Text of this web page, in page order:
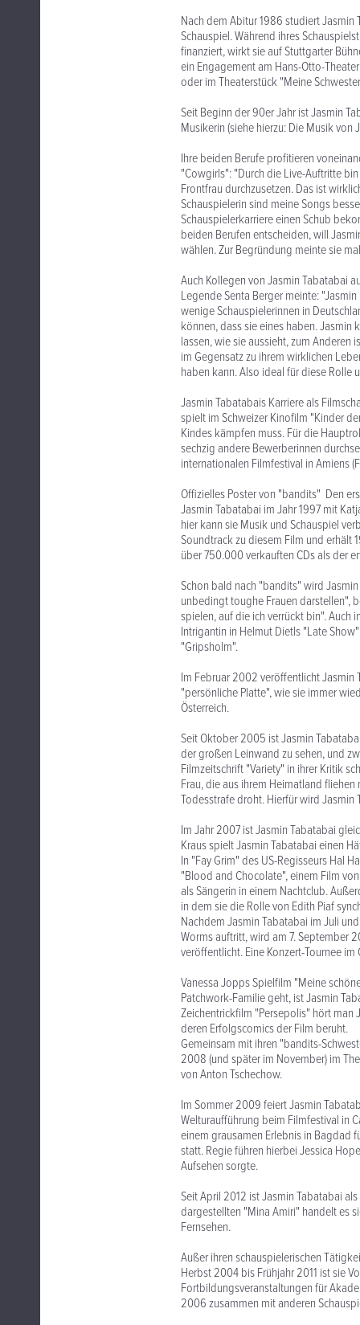
Nach dem Abitur 1986 studiert
Schauspiel. Während ihres
finanziert, wirkt sie auf Stuttgarter
ein Engagement am Hans-Otto-
oder im Theaterstück "Meine
Seit Beginn der 90er Jahr ist Jasmin
Musikerin (siehe hierzu: Die Musik von
Ihre beiden Berufe profitieren
"Cowgirls": "Durch die Live-Auftritte
Frontfrau durchzusetzen. Das ist
Schauspielerin sind meine Songs
Schauspielerkarriere einen Schub
beiden Berufen entscheiden, will
wählen. Zur Begründung meinte sie
Auch Kollegen von Jasmin Tabatabai
Legende Senta Berger meinte:
wenige Schauspielerinnen in
können, dass sie eines haben. Jasmin
lassen, wie sie aussieht, zum Anderen
im Gegensatz zu ihrem wirklichen
haben kann. Also ideal für diese Rolle
Jasmin Tabatabais Karriere als
spielt im Schweizer Kinofilm "Kinder
Kindes kämpfen muss. Für die
sechzig andere Bewerberinnen
internationalen Filmfestival in Amiens
Offizielles Poster von "bandits" Den
Jasmin Tabatabai im Jahr 1997 mit
hier kann sie Musik und Schauspiel
Soundtrack zu diesem Film und erhält
über 750.000 verkauften CDs als der
Schon bald nach "bandits" wird
unbedingt toughe Frauen darstellen",
spielen, auf die ich verrückt bin". Auch
Intrigantin in Helmut Dietls "Late
"Gripsholm".
Im Februar 2002 veröffentlicht Jasmin
"persönliche Platte", wie sie immer
Österreich.
Seit Oktober 2005 ist Jasmin
der großen Leinwand zu sehen, und
Filmzeitschrift "Variety" in ihrer Kritik
Frau, die aus ihrem Heimatland
Todesstrafe droht. Hierfür wird
Im Jahr 2007 ist Jasmin Tabatabai
Kraus spielt Jasmin Tabatabai einen
In "Fay Grim" des US-Regisseurs Hal
"Blood and Chocolate", einem Film
als Sängerin in einem Nachtclub.
in dem sie die Rolle von Edith Piaf
Nachdem Jasmin Tabatabai im Juli
Worms auftritt, wird am 7. September
veröffentlicht. Eine Konzert-Tournee
Vanessa Jopps Spielfilm "Meine
Patchwork-Familie geht, ist Jasmin
Zeichentrickfilm "Persepolis" hört man
deren Erfolgscomics der Film beruht.
Gemeinsam mit ihren "bandits-
2008 (und später im November) im
von Anton Tschechow.
Im Sommer 2009 feiert Jasmin
Welturaufführung beim Filmfestival in
einem grausamen Erlebnis in Bagdad
statt. Regie führen hierbei Jessica
Aufsehen sorgte.
Seit April 2012 ist Jasmin Tabatabai
dargestellten "Mina Amiri" handelt es
Fernsehen.
Außer ihren schauspielerischen
Herbst 2004 bis Frühjahr 2011 ist sie
Fortbildungsveranstaltungen für
2006 zusammen mit anderen